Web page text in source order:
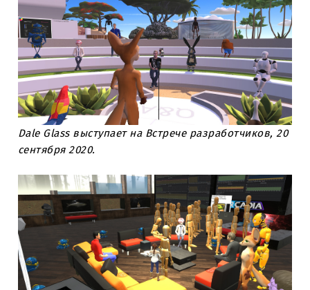
Dale Glass выступает на Встрече разработчиков, 20
сентября 2020.